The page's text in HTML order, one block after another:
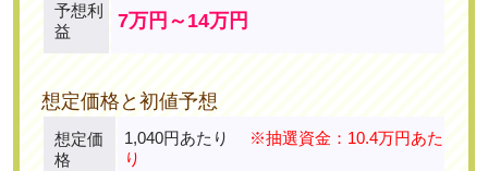
予想利
益
7万円～14万円
想定価格と初値予想
想定価
格
1,040円あたり
※抽選資金：10.4万円あた
り